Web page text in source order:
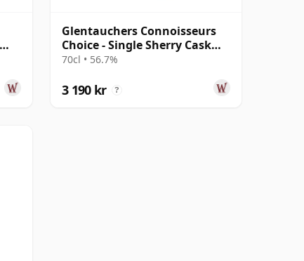
Glentauchers Connoisseurs
Choice - Single Sherry Cask
#5075 1995 29 år gammal
70cl • 56.7%
3 190 kr ?